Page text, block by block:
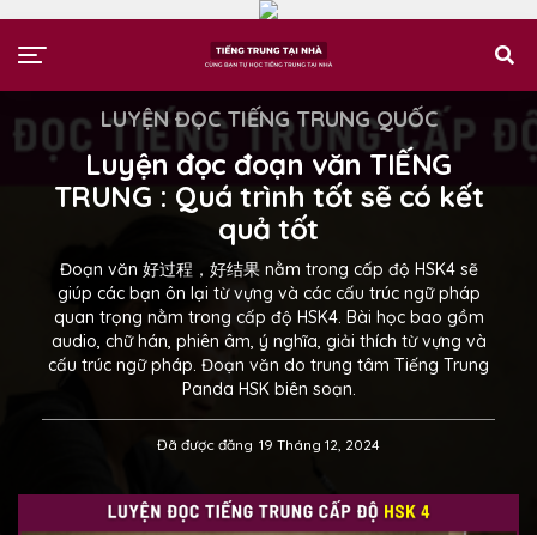
LUYỆN ĐỌC TIẾNG TRUNG QUỐC
Luyện đọc đoạn văn TIẾNG
TRUNG : Quá trình tốt sẽ có kết
quả tốt
Đoạn văn 好过程，好结果 nằm trong cấp độ HSK4 sẽ
giúp các bạn ôn lại từ vựng và các cấu trúc ngữ pháp
quan trọng nằm trong cấp độ HSK4. Bài học bao gồm
audio, chữ hán, phiên âm, ý nghĩa, giải thích từ vựng và
cấu trúc ngữ pháp. Đoạn văn do trung tâm Tiếng Trung
Panda HSK biên soạn.
Đã được đăng 19 Tháng 12, 2024